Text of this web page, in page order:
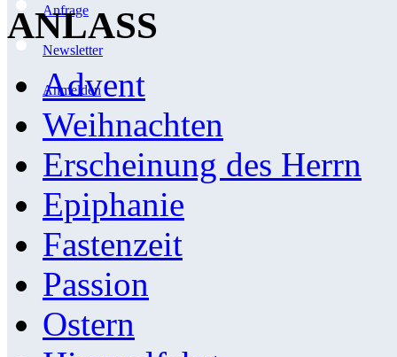
Anfrage
Newsletter
Anmelden
ANLASS
Advent
Weihnachten
Erscheinung des Herrn
Epiphanie
Fastenzeit
Passion
Ostern